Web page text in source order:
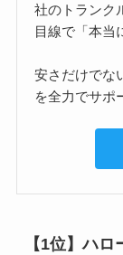
社のトランク
目線で「本当
安さだけでな
を全力でサポ
【1位】ハ